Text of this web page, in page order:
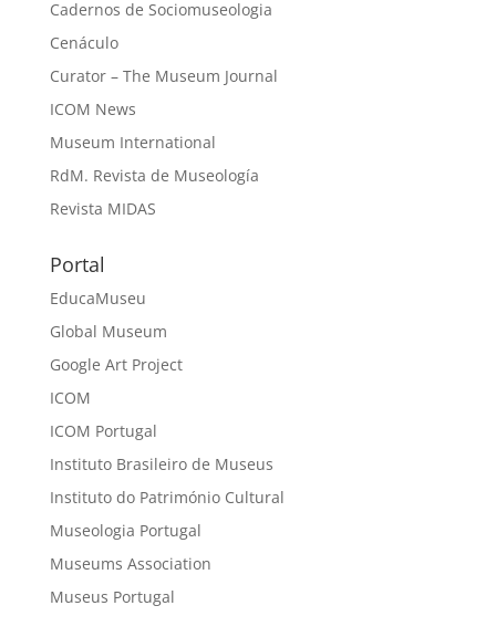
Cadernos de Sociomuseologia
Cenáculo
Curator – The Museum Journal
ICOM News
Museum International
RdM. Revista de Museología
Revista MIDAS
Portal
EducaMuseu
Global Museum
Google Art Project
ICOM
ICOM Portugal
Instituto Brasileiro de Museus
Instituto do Património Cultural
Museologia Portugal
Museums Association
Museus Portugal